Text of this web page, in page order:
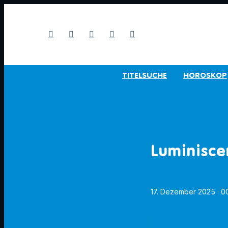
TITELSUCHE HOROSKOP
17. Dezember 2025 ·